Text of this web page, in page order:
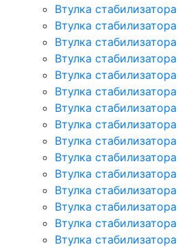
Втулка
Втулка
Втулка
Втулка
Втулка
Втулка
Втулка
Втулка
Втулка
Втулка
Втулка
Втулка
Втулка
Втулка
Втулка